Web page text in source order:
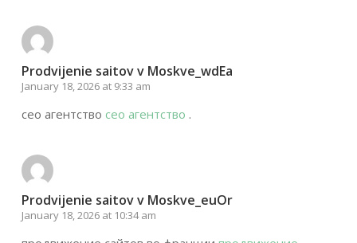
Prodvijenie saitov v Moskve_wdEa
January 18, 2026 at 9:33 am
сео агентство сео агентство .
Prodvijenie saitov v Moskve_euOr
January 18, 2026 at 10:34 am